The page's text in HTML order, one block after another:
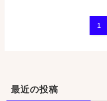
1
最近の投稿